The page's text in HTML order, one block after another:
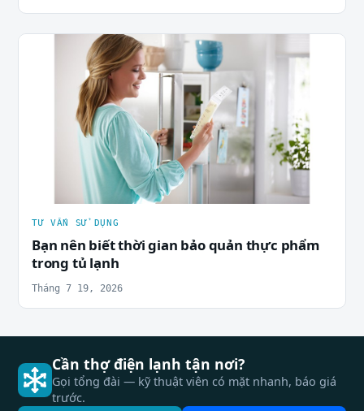
TƯ VẤN SỬ DỤNG
Bạn nên biết thời gian bảo quản thực phẩm
trong tủ lạnh
Tháng 7 19, 2026
Cần thợ điện lạnh tận nơi?
Gọi tổng đài — kỹ thuật viên có mặt nhanh, báo giá
trước.